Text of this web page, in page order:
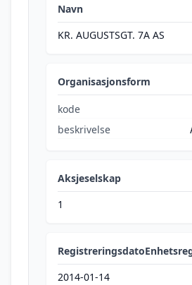
Navn
KR. AUGUSTSGT. 7A AS
Organisasjonsform
kode
beskrivelse
Aksjeselskap
1
2014-01-14